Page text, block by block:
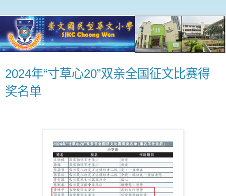
2024年“寸草心20”双亲全国征文比赛得
奖名单